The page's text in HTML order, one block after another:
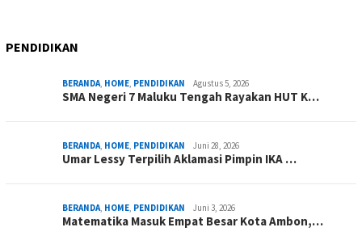
PENDIDIKAN
BERANDA, HOME, PENDIDIKAN Agustus 5, 2026
SMA Negeri 7 Maluku Tengah Rayakan HUT K…
BERANDA, HOME, PENDIDIKAN Juni 28, 2026
Umar Lessy Terpilih Aklamasi Pimpin IKA …
BERANDA, HOME, PENDIDIKAN Juni 3, 2026
Matematika Masuk Empat Besar Kota Ambon,…